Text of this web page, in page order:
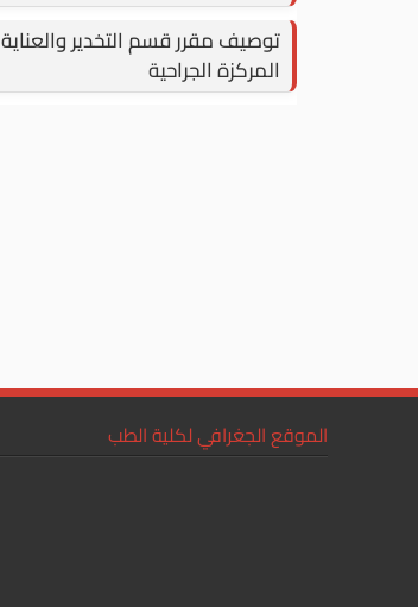
توصيف مقرر قسم التخدير والعناية
المركزة الجراحية
الموقع الجغرافي لكلية الطب